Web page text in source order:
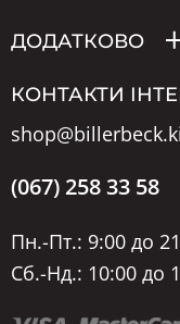
ДОДАТКОВО
КОНТАКТИ
(067) 258 33 58
Пн.-Пт.: 9:00 до
Сб.-Нд.: 10:00 до